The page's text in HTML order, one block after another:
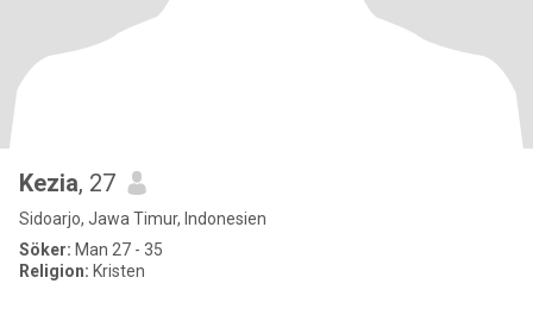
Kezia, 27
Sidoarjo, Jawa Timur, Indonesien
Söker: Man 27 - 35
Religion: Kristen